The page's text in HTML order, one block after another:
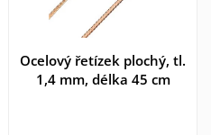
Ocelový řetízek plochý, tl.
1,4 mm, délka 45 cm